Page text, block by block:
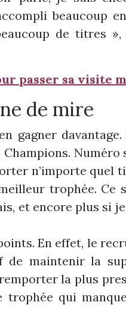
beaucoup
de titres
passer sa visite
de mire
gagner
Numéro
n’importe quel
trophée. Ce
et encore plus si
En effet, le
maintenir la
la plus
trophée qui